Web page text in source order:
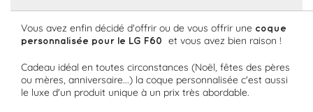
Vous avez enfin décidé d'offrir ou de vous offrir une coque
personnalisée pour le LG F60
et vous avez bien raison !
Cadeau idéal en toutes circonstances (Noël, fêtes des pères
ou mères, anniversaire...) la coque personnalisée c'est aussi
le luxe d'un produit unique à un prix très abordable.